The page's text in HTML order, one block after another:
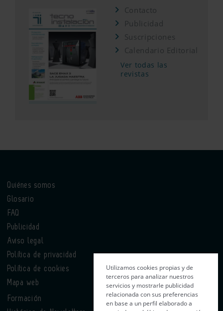
Contacto
Publicidad
Suscripciones
Calendario Editorial
Ver todas las
revistas
Quiénes somos
Glosario
FAQ
Publicidad
Aviso legal
Política de privacidad
Política de cookies
Mapa web
Formación
Utilizamos cookies propias y de
terceros para analizar nuestros
servicios y mostrarle publicidad
relacionada con sus preferencias
en base a un perfil elaborado a